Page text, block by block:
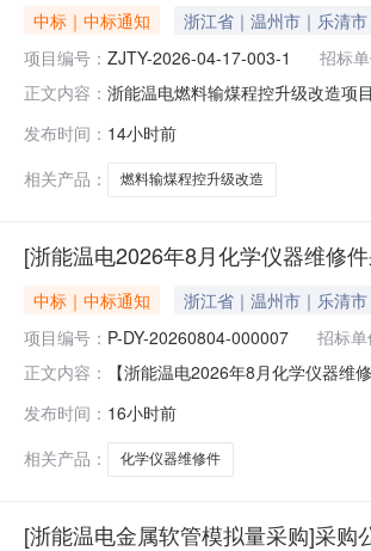
中标｜中标通知 浙江省｜温州市｜乐清市
项目编号： ZJTY-2026-04-17-003-1 招标单
正文内容： 浙能温电燃料输煤程控升级改造项
51107142电话：0571-85063255
发布时间： 14小时前
相关产品：
燃料输煤程控升级改造
[浙能温电2026年8月化学仪器维修
中标｜中标通知 浙江省｜温州市｜乐清市
项目编号： P-DY-20260804-000007 招标单
正文内容：
【浙能温电2026年8月化学仪器
求单位行项目备注1化学仪器维修
是长沙
发布时间： 16小时前
相关产品：
化学仪器维修件
[浙能温电金属软管模拟量采购]采购